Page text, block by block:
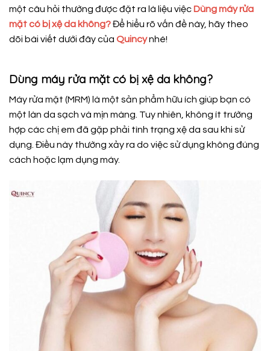
một câu hỏi thường được đặt ra là liệu việc Dùng máy rửa
mặt có bị xệ da không?Để hiểu rõ vấn đề này, hãy theo
dõi bài viết dưới đây của Quincynhé!
Dùng máy rửa mặt có bị xệ da không?
Máy rửa mặt (MRM) là một sản phẩm hữu ích giúp bạn có
một làn da sạch và mịn màng. Tuy nhiên, không ít trường
hợp các chị em đã gặp phải tình trạng xệ da sau khi sử
dụng. Điều này thường xảy ra do việc sử dụng không đúng
cách hoặc lạm dụng máy.